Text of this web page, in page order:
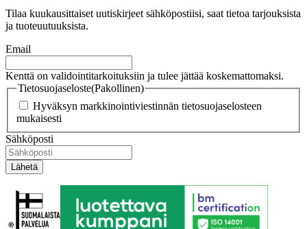
Tilaa kuukausittaiset uutiskirjeet sähköpostiisi, saat tietoa tarjouksista
ja tuoteuutuuksista.
Email
Kenttä on validointitarkoituksiin ja tulee jättää koskemattomaksi.
Tietosuojaseloste(Pakollinen)
Hyväksyn markkinointiviestinnän tietosuojaselosteen
mukaisesti
Sähköposti